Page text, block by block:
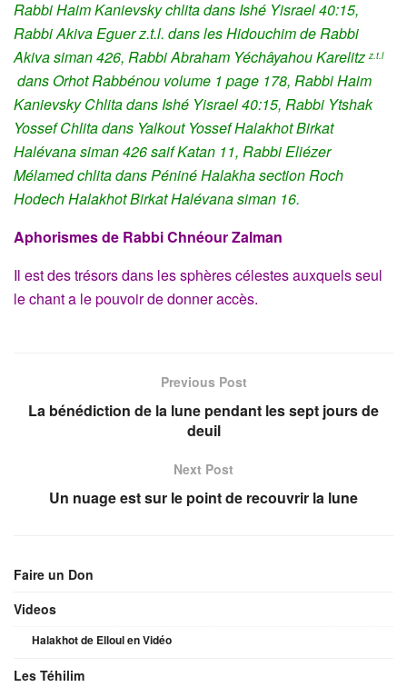
Rabbi Haim Kanievsky chlita dans Ishé Yisrael 40:15,
Rabbi Akiva Eguer z.t.l. dans les Hidouchim de Rabbi
Akiva siman 426, Rabbi Abraham Yéchâyahou Karelitz z.t.l
dans Orhot Rabbénou volume 1 page 178, Rabbi Haim
Kanievsky Chlita dans Ishé Yisrael 40:15, Rabbi Ytshak
Yossef Chlita dans Yalkout Yossef Halakhot Birkat
Halévana siman 426 saif Katan 11, Rabbi Eliézer
Mélamed chlita dans Péniné Halakha section Roch
Hodech Halakhot Birkat Halévana siman 16.
Aphorismes de Rabbi Chnéour Zalman
Il est des trésors dans les sphères célestes auxquels seul
le chant a le pouvoir de donner accès.
Previous Post
La bénédiction de la lune pendant les sept jours de
deuil
Next Post
Un nuage est sur le point de recouvrir la lune
Faire un Don
Videos
Halakhot de Elloul en Vidéo
Les Téhilim